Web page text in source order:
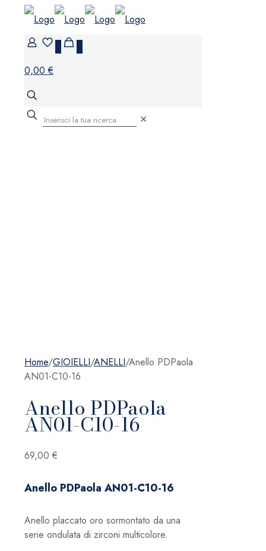
0,00 €
✕
Home/GIOIELLI/ANELLI/Anello PDPaola
AN01-C10-16
Anello PDPaola
AN01-C10-16
69,00 €
Anello PDPaola AN01-C10-16
Anello placcato oro sormontato da una
serie ondulata di zirconi multicolore.